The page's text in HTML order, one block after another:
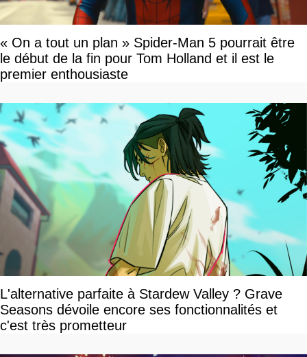
« On a tout un plan » Spider-Man 5 pourrait être
le début de la fin pour Tom Holland et il est le
premier enthousiaste
L'alternative parfaite à Stardew Valley ? Grave
Seasons dévoile encore ses fonctionnalités et
c'est très prometteur